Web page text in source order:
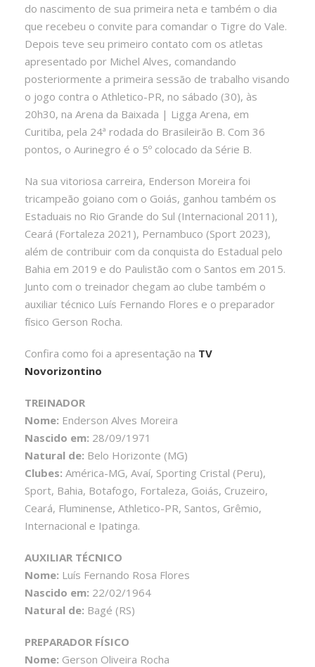
do nascimento de sua primeira neta e também o dia
que recebeu o convite para comandar o Tigre do Vale.
Depois teve seu primeiro contato com os atletas
apresentado por Michel Alves, comandando
posteriormente a primeira sessão de trabalho visando
o jogo contra o Athletico-PR, no sábado (30), às
20h30, na Arena da Baixada | Ligga Arena, em
Curitiba, pela 24ª rodada do Brasileirão B. Com 36
pontos, o Aurinegro é o 5º colocado da Série B.
Na sua vitoriosa carreira, Enderson Moreira foi
tricampeão goiano com o Goiás, ganhou também os
Estaduais no Rio Grande do Sul (Internacional 2011),
Ceará (Fortaleza 2021), Pernambuco (Sport 2023),
além de contribuir com da conquista do Estadual pelo
Bahia em 2019 e do Paulistão com o Santos em 2015.
Junto com o treinador chegam ao clube também o
auxiliar técnico Luís Fernando Flores e o preparador
físico Gerson Rocha.
Confira como foi a apresentação na TV
Novorizontino
TREINADOR
Nome: Enderson Alves Moreira
Nascido em: 28/09/1971
Natural de: Belo Horizonte (MG)
Clubes: América-MG, Avaí, Sporting Cristal (Peru),
Sport, Bahia, Botafogo, Fortaleza, Goiás, Cruzeiro,
Ceará, Fluminense, Athletico-PR, Santos, Grêmio,
Internacional e Ipatinga.
AUXILIAR TÉCNICO
Nome: Luís Fernando Rosa Flores
Nascido em: 22/02/1964
Natural de: Bagé (RS)
PREPARADOR FÍSICO
Nome: Gerson Oliveira Rocha